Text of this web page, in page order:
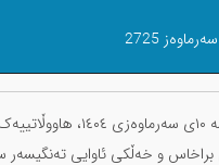
ڕۆژی دووشەممە ١٠ی
براخاس و خەڵکی ئاوایی تەنگیسەر